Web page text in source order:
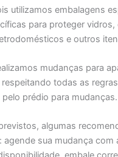
utilizamos embalagens
para proteger vidros,
e outros
mudanças para
todas as
prédio para mudanças.
algumas
agende sua mudança com